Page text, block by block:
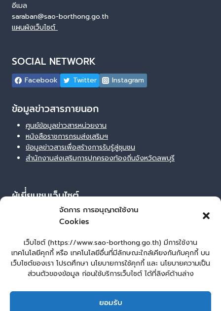
จัดการ การอนุญาตใช้งาน
Cookies
เว็บไซต์ (https://www.sao-borthong.go.th) มีการใช้งาน
เทคโนโลยีคุกกี้ หรือ เทคโนโลยีอื่นที่มีลักษณะใกล้เคียงกันกับคุกกี้ บน
เว็บไซต์ของเรา โปรดศึกษา นโยบายการใช้คุกกี้ และ นโยบายความเป็น
ส่วนตัวของข้อมูล ก่อนใช้บริการเว็บไซต์ ได้ที่ลิงค์ด้านล่าง
ยอมรับ
อีเมล
saraban@sao-borthong.go.th
แผนผังเว็บไซต์
SOCIAL NETWORK
Facebook Twitter Instagram
ข้อมูลข่าวสารภายนอก
ศูนย์ข้อมูลข่าวสารหน่วยงาน
หนังสือราชการกรมส่งเสริมฯ
ข้อมูลข่าวสารเพื่อสร้างการรับรู้สู่ชุมชน
สำนักงานส่งเสริมการปกครองท้องถิ่นจังหวัดลพบุรี
ผู้เยี่่ยมชมเว็บไซต์
378
เข้าสู่ระบบ
จัดทำเว็บไซต์
lopburiwebdesign.com
หน้าหลัก
ยื่นแบบคำร้องทั่วไป
ร้องเรียน – ร้องทุกข์ ให้คำแนะนำ ข้อเสนอแนะ